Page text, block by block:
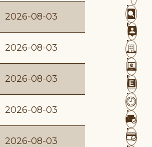
2026-08-03
2026-08-03
2026-08-03
2026-08-03
2026-08-03